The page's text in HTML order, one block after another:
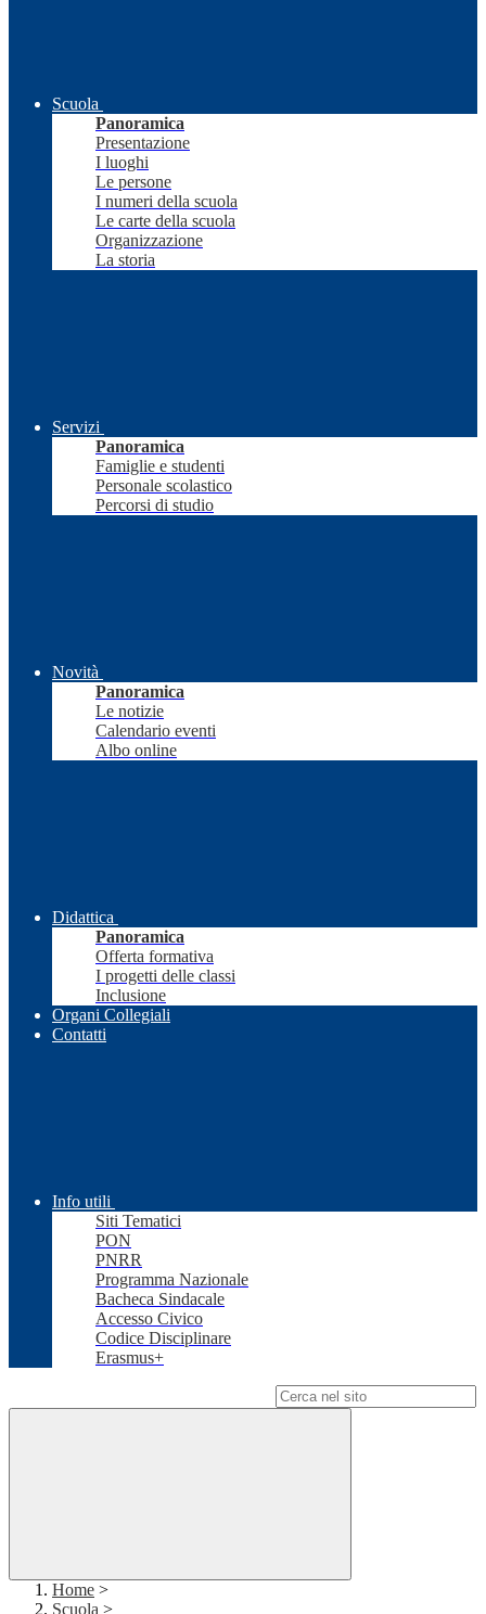
Scuola
Panoramica
Presentazione
I luoghi
Le persone
I numeri della scuola
Le carte della scuola
Organizzazione
La storia
Servizi
Panoramica
Famiglie e studenti
Personale scolastico
Percorsi di studio
Novità
Panoramica
Le notizie
Calendario eventi
Albo online
Didattica
Panoramica
Offerta formativa
I progetti delle classi
Inclusione
Organi Collegiali
Contatti
Info utili
Siti Tematici
PON
PNRR
Programma Nazionale
Bacheca Sindacale
Accesso Civico
Codice Disciplinare
Erasmus+
Home >
Scuola >